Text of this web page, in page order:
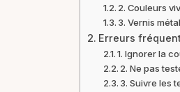
2. Couleurs
3. Vernis
Erreurs
1. Ignorer la
2. Ne pas
3. Suivre les